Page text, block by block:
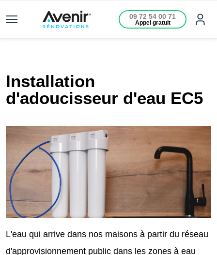
09 72 54 00 71
Appel gratuit
Installation
d'adoucisseur d'eau EC5
L'eau qui arrive dans nos maisons à partir du réseau
d'approvisionnement public dans les zones à eau